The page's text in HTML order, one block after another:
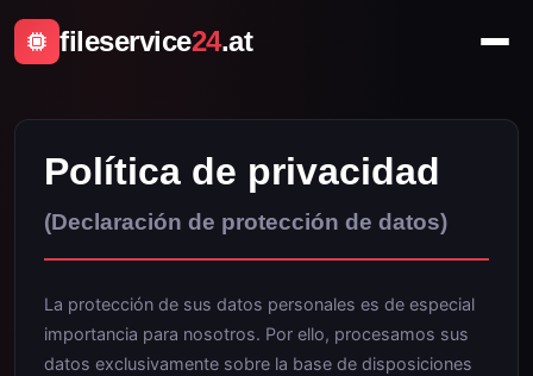
fileservice24.at
Política de privacidad
(Declaración de protección de datos)
La protección de sus datos personales es de especial
importancia para nosotros. Por ello, procesamos sus
datos exclusivamente sobre la base de disposiciones